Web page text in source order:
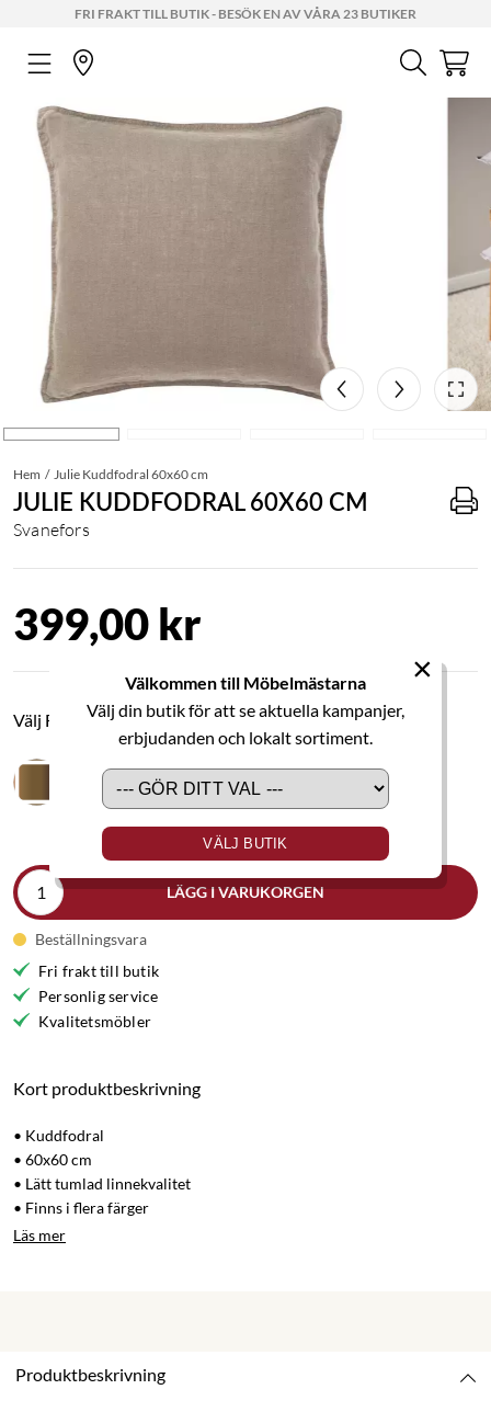
FRI FRAKT TILL BUTIK - BESÖK EN AV VÅRA 23 BUTIKER
Välkommen till Möbelmästarna
Välj din butik för att se aktuella kampanjer,
erbjudanden och lokalt sortiment.
VÄLJ BUTIK
×
Hem Julie Kuddfodral 60x60 cm
JULIE KUDDFODRAL 60X60 CM
Svanefors
399,00 kr
Välj Färg
LÄGG I VARUKORGEN
Beställningsvara
Fri frakt till butik
Personlig service
Kvalitetsmöbler
Kort produktbeskrivning
• Kuddfodral
• 60x60 cm
• Lätt tumlad linnekvalitet
• Finns i flera färger
Läs mer
Produktbeskrivning